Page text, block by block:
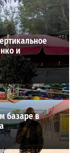
и
базаре в